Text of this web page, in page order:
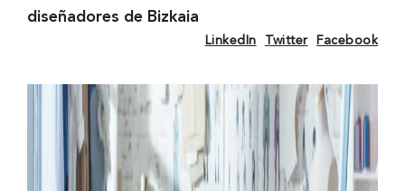
diseñadores de Bizkaia
LinkedIn Twitter Facebook